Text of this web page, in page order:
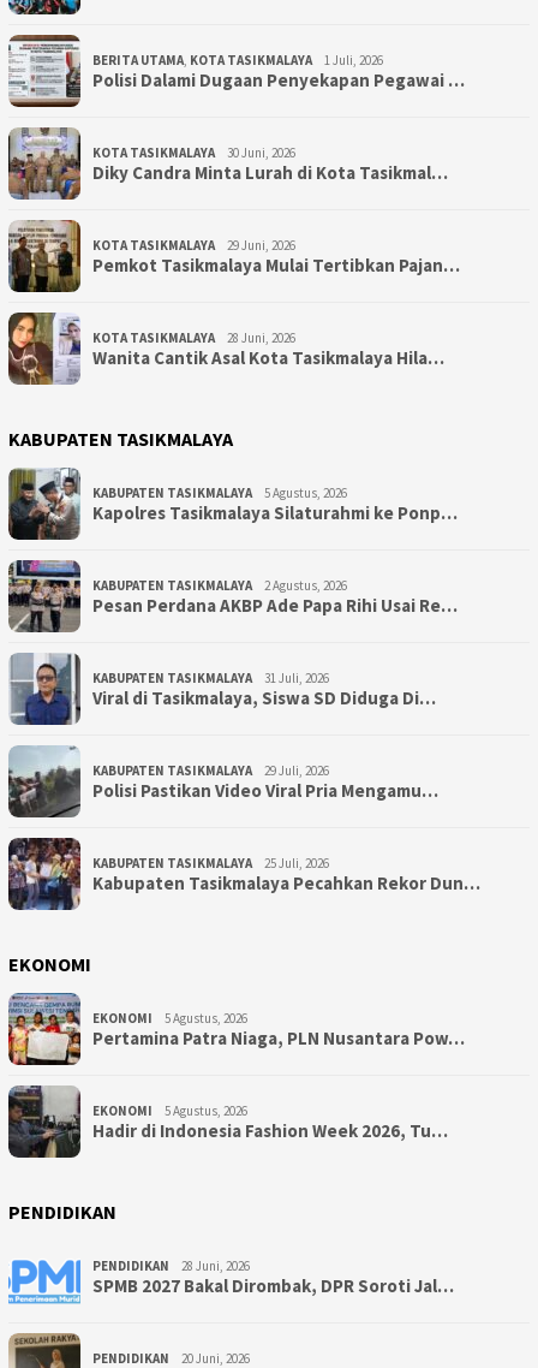
BERITA UTAMA KOTA TASIKMALAYA 1 Juli, 2026
Polisi Dalami Dugaan Penyekapan Pegawai …
KOTA TASIKMALAYA 30 Juni, 2026
Diky Candra Minta Lurah di Kota Tasikmal…
KOTA TASIKMALAYA 29 Juni, 2026
Pemkot Tasikmalaya Mulai Tertibkan Pajan…
KOTA TASIKMALAYA 28 Juni, 2026
Wanita Cantik Asal Kota Tasikmalaya Hila…
KABUPATEN TASIKMALAYA
KABUPATEN TASIKMALAYA 5 Agustus, 2026
Kapolres Tasikmalaya Silaturahmi ke Ponp…
KABUPATEN TASIKMALAYA 2 Agustus, 2026
Pesan Perdana AKBP Ade Papa Rihi Usai Re…
KABUPATEN TASIKMALAYA 31 Juli, 2026
Viral di Tasikmalaya, Siswa SD Diduga Di…
KABUPATEN TASIKMALAYA 29 Juli, 2026
Polisi Pastikan Video Viral Pria Mengamu…
KABUPATEN TASIKMALAYA 25 Juli, 2026
Kabupaten Tasikmalaya Pecahkan Rekor Dun…
EKONOMI
EKONOMI 5 Agustus, 2026
Pertamina Patra Niaga, PLN Nusantara Pow…
EKONOMI 5 Agustus, 2026
Hadir di Indonesia Fashion Week 2026, Tu…
PENDIDIKAN
PENDIDIKAN 28 Juni, 2026
SPMB 2027 Bakal Dirombak, DPR Soroti Jal…
PENDIDIKAN 20 Juni, 2026